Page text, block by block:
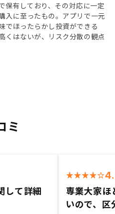
有しており、その対応に一定
入に至ったもの。アプリで一元
でほったらかし投資ができる
くはないが、リスク分散の観点
ミ
して詳細
専業大家ほ
いので、区